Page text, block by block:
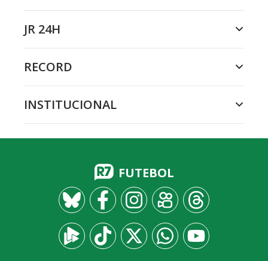
JR 24H
RECORD
INSTITUCIONAL
FUTEBOL